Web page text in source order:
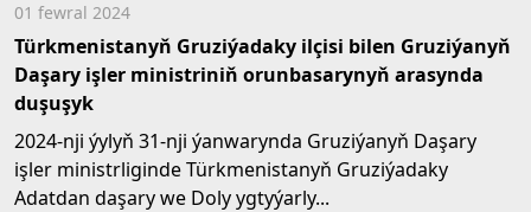
01 fewral 2024
Türkmenistanyň Gruziýadaky ilçisi bilen Gruziýanyň
Daşary işler ministriniň orunbasarynyň arasynda
duşuşyk
2024-nji ýylyň 31-nji ýanwarynda Gruziýanyň Daşary
işler ministrliginde Türkmenistanyň Gruziýadaky
Adatdan daşary we Doly ygtyýarly...